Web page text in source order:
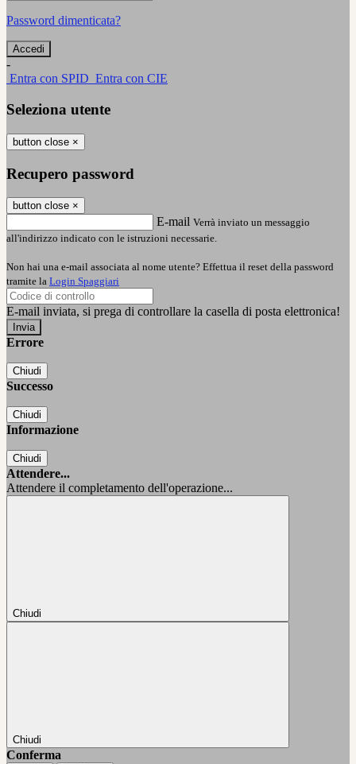
Password dimenticata?
-
Entra con SPID Entra con CIE
Seleziona utente
button close ×
Recupero password
button close ×
E-mail Verrà inviato un messaggio
all'indirizzo indicato con le istruzioni necessarie.
Non hai una e-mail associata al nome utente? Effettua il reset della password
tramite la Login Spaggiari
E-mail inviata, si prega di controllare la casella di posta elettronica!
Errore
Chiudi
Successo
Chiudi
Informazione
Chiudi
Attendere...
Attendere il completamento dell'operazione...
Chiudi
Chiudi
Conferma